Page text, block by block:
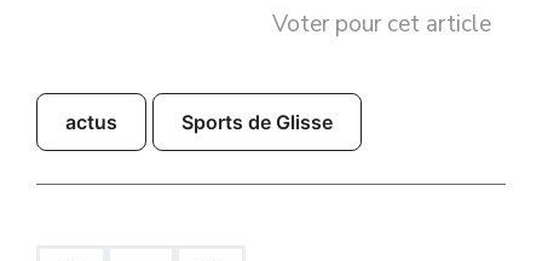
Voter pour cet article
actus Sports de Glisse